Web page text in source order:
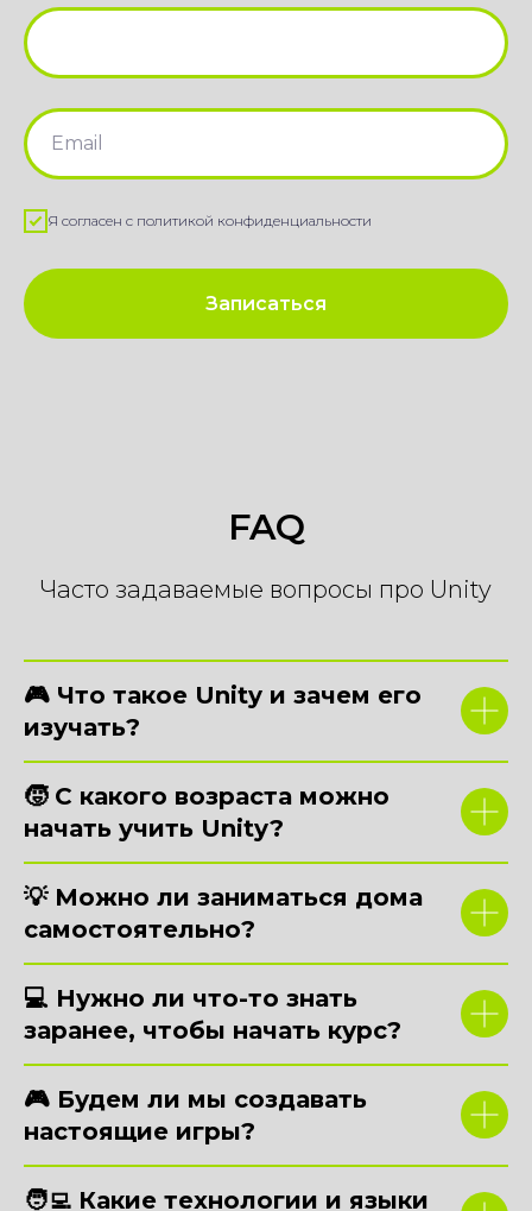
Я согласен с политикой конфиденциальности
Записаться
FAQ
Часто задаваемые вопросы про Unity
🎮 Что такое Unity и зачем его
изучать?
🧒 С какого возраста можно
начать учить Unity?
💡 Можно ли заниматься дома
самостоятельно?
💻 Нужно ли что-то знать
заранее, чтобы начать курс?
🎮 Будем ли мы создавать
настоящие игры?
🧑‍💻 Какие технологии и языки